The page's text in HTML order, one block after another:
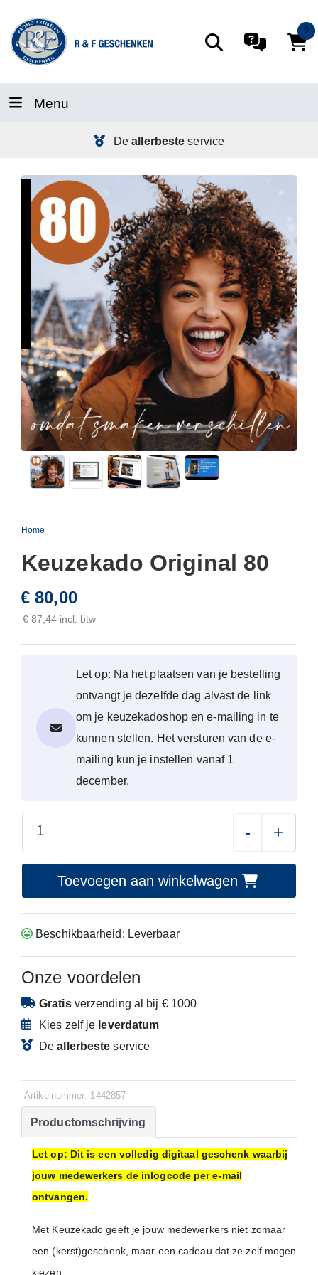
0
Menu
Deallerbeste service
Home
Keuzekado Original 80
€ 80,00
€ 87,44 incl. btw
Let op: Na het plaatsen van je bestelling
ontvangt je dezelfde dag alvast de link
om je keuzekadoshop en e-mailing in te
kunnen stellen. Het versturen van de e-
mailing kun je instellen vanaf 1
december.
- +
Toevoegen aan winkelwagen
Beschikbaarheid: Leverbaar
Onze voordelen
Gratisverzending al bij € 1000
Kies zelf je leverdatum
Deallerbeste service
Artikelnummer: 1442857
Productomschrijving
Let op: Dit is een volledig digitaal geschenk waarbij
jouw medewerkers de inlogcode per e-mail
ontvangen.
Met Keuzekado geeft je jouw medewerkers niet zomaar
een (kerst)geschenk, maar een cadeau dat ze zelf mogen
kiezen.